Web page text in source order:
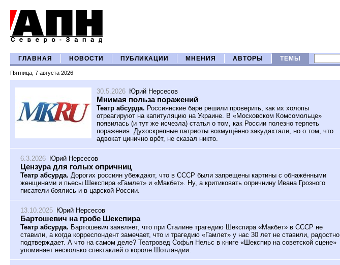
ГЛАВНАЯ НОВОСТИ ПУБЛИКАЦИИ МНЕНИЯ АВТОРЫ ТЕМЫ
Пятница, 7 августа 2026
30.5.2026 Юрий Нерсесов
Мнимая польза поражений
Театр абсурда. Россиянские баре решили проверить, как их холопы
отреагируют на капитуляцию на Украине. В «Московском Комсомольце»
появилась (и тут же исчезла) статья о том, как России полезно терпеть
поражения. Духоскрепные патриоты возмущённо закудахтали, но о том, что
адвокат цинично врёт, не сказал никто.
6.3.2026 Юрий Нерсесов
Цензура для голых опричниц
Театр абсурда. Дорогих россиян убеждают, что в СССР были запрещены картины с обнажёнными
женщинами и пьесы Шекспира «Гамлет» и «Макбет». Ну, а критиковать опричнину Ивана Грозного
писатели боялись и в царской России.
13.10.2025 Юрий Нерсесов
Бартошевич на гробе Шекспира
Театр абсурда. Бартошевич заявляет, что при Сталине трагедию Шекспира «Макбет» в СССР не
ставили, а когда корреспондент замечает, что и трагедию «Гамлет» у нас 30 лет не ставили, радостно
подтверждает. А что на самом деле? Театровед Софья Нельс в книге «Шекспир на советской сцене»
упоминает несколько спектаклей о короле Шотландии.